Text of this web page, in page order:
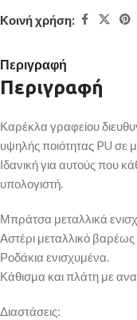
Κοινή χρήση:
Περιγραφή
Περιγραφή
Καρέκλα γραφείου
υψηλής ποιότητας PU σε
Ιδανική για αυτούς που
υπολογιστή.
Μπράτσα μεταλλικά
Αστέρι μεταλλικό
Ροδάκια ενισχυμένα.
Κάθισμα και πλάτη με
Διαστάσεις: